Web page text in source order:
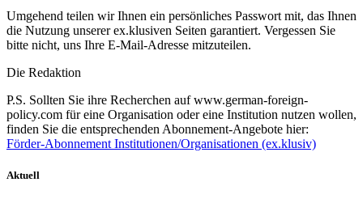
Umgehend teilen wir Ihnen ein persönliches Passwort mit, das Ihnen
die Nutzung unserer ex.klusiven Seiten garantiert. Vergessen Sie
bitte nicht, uns Ihre E-Mail-Adresse mitzuteilen.
Die Redaktion
P.S. Sollten Sie ihre Recherchen auf www.german-foreign-
policy.com für eine Organisation oder eine Institution nutzen wollen,
finden Sie die entsprechenden Abonnement-Angebote hier:
Förder-Abonnement Institutionen/Organisationen (ex.klusiv)
Aktuell